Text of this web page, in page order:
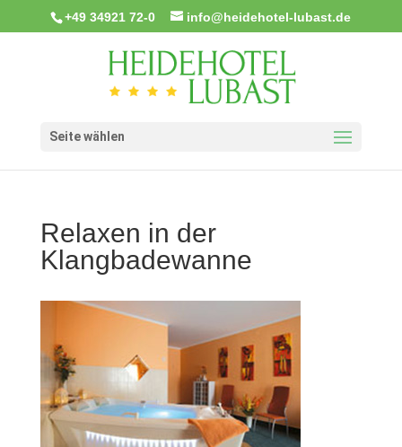
+49 34921 72-0 info@heidehotel-lubast.de
Seite wählen
Relaxen in der
Klangbadewanne